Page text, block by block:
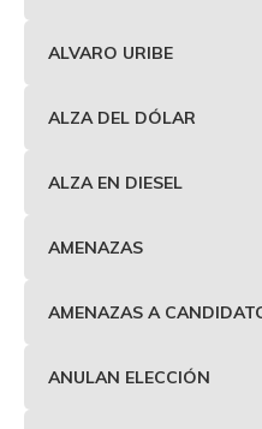
ALVARO URIBE
ALZA DEL DÓLAR
ALZA EN DIESEL
AMENAZAS
AMENAZAS A
ANULAN ELECCIÓN